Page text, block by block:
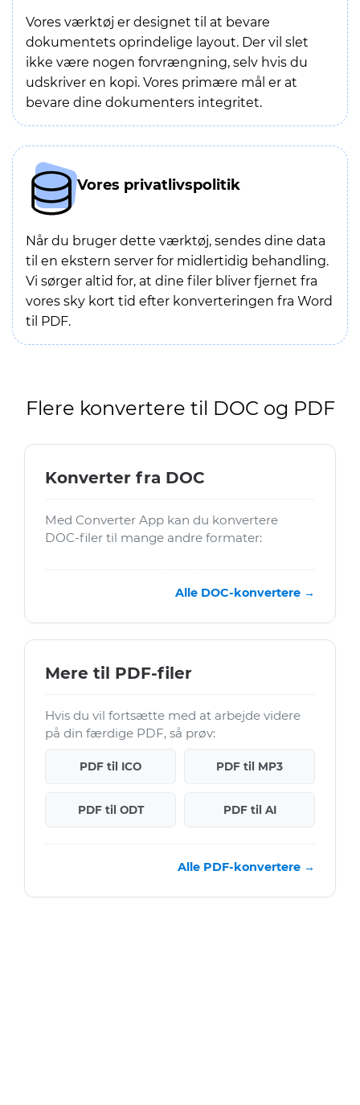
Vores værktøj er designet til at bevare
dokumentets oprindelige layout. Der vil slet
ikke være nogen forvrængning, selv hvis du
udskriver en kopi. Vores primære mål er at
bevare dine dokumenters integritet.
Vores privatlivspolitik
Når du bruger dette værktøj, sendes dine data
til en ekstern server for midlertidig behandling.
Vi sørger altid for, at dine filer bliver fjernet fra
vores sky kort tid efter konverteringen fra Word
til PDF.
Flere konvertere til DOC og PDF
Konverter fra DOC
Med Converter App kan du konvertere
DOC-filer til mange andre formater:
Alle DOC-konvertere →
Mere til PDF-filer
Hvis du vil fortsætte med at arbejde videre
på din færdige PDF, så prøv:
PDF til ICO PDF til MP3
PDF til ODT PDF til AI
Alle PDF-konvertere →